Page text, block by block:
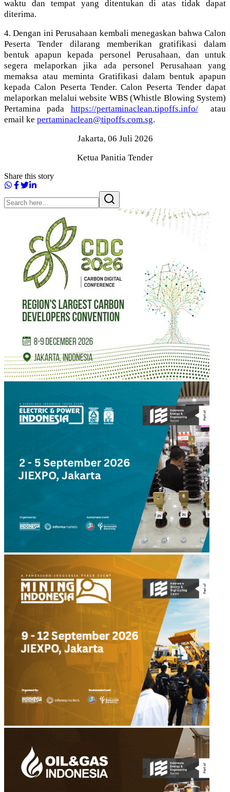
waktu dan tempat yang ditentukan di atas tidak dapat
diterima.
4. Dengan ini Perusahaan kembali menegaskan bahwa Calon
Peserta Tender dilarang memberikan gratifikasi dalam
bentuk apapun kepada personel Perusahaan, dan untuk
segera melaporkan jika ada personel Perusahaan yang
memaksa atau meminta Gratifikasi dalam bentuk apapun
kepada Calon Peserta Tender. Calon Peserta Tender dapat
melaporkan melalui website WBS (Whistle Blowing System)
Pertamina pada https://pertaminaclean.tipoffs.info/atau
email ke pertaminaclean@tipoffs.com.sg.
Jakarta, 06 Juli 2026
Ketua Panitia Tender
Share this story